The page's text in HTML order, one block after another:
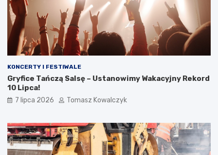
KONCERTY I FESTIWALE
Gryfice Tańczą Salsę – Ustanowimy Wakacyjny Rekord
10 Lipca!
7 lipca 2026 Tomasz Kowalczyk